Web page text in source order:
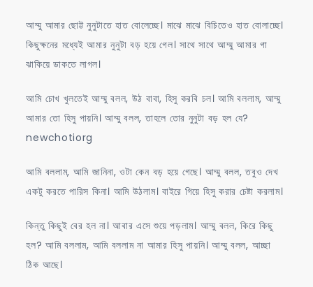
আম্মু আমার ছোট্ট নুনুটাতে হাত বোলেচ্ছে। মাঝে মাঝে বিচিতেও হাত বোলাচ্ছে।
কিছুক্ষনের মধ্যেই আমার নুনুটা বড় হয়ে গেল। সাথে সাথে আম্মু আমার গা
ঝাকিয়ে ডাকতে লাগল।
আমি চোখ খুলতেই আম্মু বলল, উঠ বাবা, হিসু করবি চল। আমি বললাম, আম্মু
আমার তো হিসু পায়নি। আম্মু বলল, তাহলে তোর নুনুটা বড় হল যে?
newchotiorg
আমি বললাম, আমি জানিনা, ওটা কেন বড় হয়ে গেছে। আম্মু বলল, তবুও দেখ
একটু করতে পারিস কিনা। আমি উঠলাম। বাইরে গিয়ে হিসু করার চেষ্টা করলাম।
কিন্তু কিছুই বের হল না। আবার এসে শুয়ে পড়লাম। আম্মু বলল, কিরে কিছু
হল? আমি বললাম, আমি বললাম না আমার হিসু পায়নি। আম্মু বলল, আচ্ছা
ঠিক আছে।